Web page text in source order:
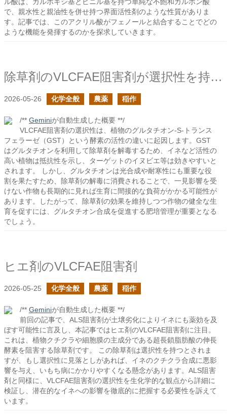
で、親水性と親油性を併せ持つ界面活性剤のような性質がありま
す。記事では、このアクリル酸がフェノールと結合することでどの
ような機能を発揮するのかを探求していきます。
除草剤のVLCFAE阻害剤が選択性を持つ理由
2026-05-26 化学全般 農薬 稲作
/** Geminiが自動生成した概要 **/
VLCFAE阻害剤の選択性は、植物のグルタチオン-S-トランス
フェラーゼ（GST）という酵素の活性の違いに起因します。GST
はグルタチオンを利用して除草剤を解毒するため、イネなど活性の
高い植物は抵抗性を示し、ターゲットのイヌビエ等は効きやすいと
されます。 しかし、グルタチオンは光合成や耐寒性にも重要な役
割を果たすため、除草剤の解毒に消費されることで、一見影響を受
けない作物も長期的に見れば生育に間接的な負荷がかかる可能性が
あります。したがって、除草剤の効果を維持しつつ作物の健全な生
育を促すには、グルタチオン合成を促進する肥培管理が重要となる
でしょう。
ヒエ剤のVLCFAE阻害剤
2026-05-25 化学全般 農薬 稲作
/** Geminiが自動生成した概要 **/
前回の記事で、ALS阻害剤が土壌劣化によりイネにも薬効を及
ぼす可能性に言及し、本記事ではヒエ剤のVLCFAE阻害剤に注目。
これは、植物クチクラや細胞膜の主成分である超長鎖脂肪酸の伸長
酵素を阻害する除草剤です。 この除草剤は選択性を持つとされま
すが、もし選択性に見落としがあれば、イネのクチクラ合成に悪影
響を与え、いもち病にかかりやすくなる懸念があります。ALS阻害
剤と同様に、VLCFAE阻害剤の選択性を生化学的な観点から詳細に
検証し、潜在的なイネへの影響を徹底的に把握する必要性を訴えて
います。